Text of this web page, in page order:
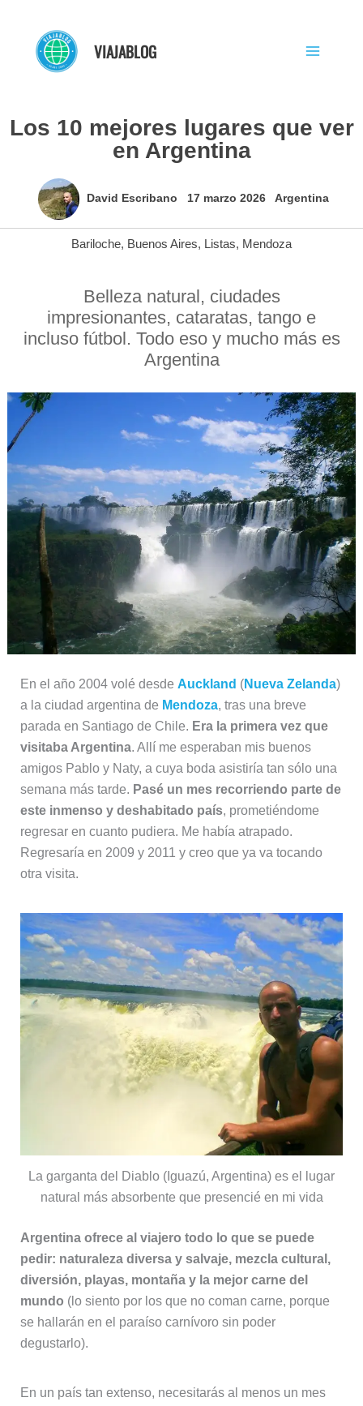
contenido
VIAJABLOG
Los 10 mejores lugares que ver
en Argentina
David Escribano 17 marzo 2026 Argentina
Bariloche, Buenos Aires, Listas, Mendoza
Belleza natural, ciudades
impresionantes, cataratas, tango e
incluso fútbol. Todo eso y mucho más es
Argentina
En el año 2004 volé desde Auckland (Nueva Zelanda)
a la ciudad argentina de Mendoza, tras una breve
parada en Santiago de Chile. Era la primera vez que
visitaba Argentina. Allí me esperaban mis buenos
amigos Pablo y Naty, a cuya boda asistiría tan sólo una
semana más tarde. Pasé un mes recorriendo parte de
este inmenso y deshabitado país, prometiéndome
regresar en cuanto pudiera. Me había atrapado.
Regresaría en 2009 y 2011 y creo que ya va tocando
otra visita.
La garganta del Diablo (Iguazú, Argentina) es el lugar
natural más absorbente que presencié en mi vida
Argentina ofrece al viajero todo lo que se puede
pedir: naturaleza diversa y salvaje, mezcla cultural,
diversión, playas, montaña y la mejor carne del
mundo (lo siento por los que no coman carne, porque
se hallarán en el paraíso carnívoro sin poder
degustarlo).
En un país tan extenso, necesitarás al menos un mes